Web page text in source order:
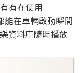
有在使用
在車輛啟動瞬間
資料庫隨時播放